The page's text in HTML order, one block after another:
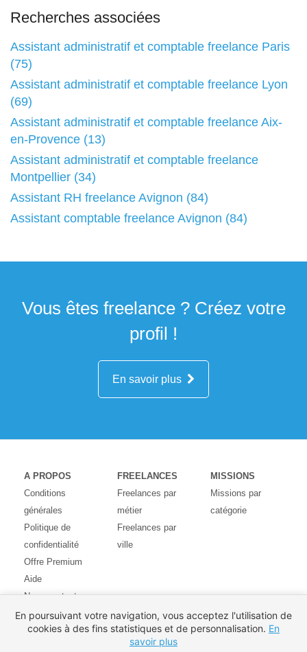
Recherches associées
Assistant administratif et comptable freelance Paris
(75)
Assistant administratif et comptable freelance Lyon
(69)
Assistant administratif et comptable freelance Aix-
en-Provence (13)
Assistant administratif et comptable freelance
Montpellier (34)
Assistant RH freelance Avignon (84)
Assistant comptable freelance Avignon (84)
Vous êtes freelance ? Créez votre
profil !
En savoir plus
A PROPOS
Conditions
générales
Politique de
confidentialité
Offre Premium
Aide
Nous contacter
Avis des
utilisateurs
FREELANCES
Freelances par
métier
Freelances par
ville
MISSIONS
Missions par
catégorie
En poursuivant votre navigation, vous acceptez l'utilisation de
cookies à des fins statistiques et de personnalisation. En
savoir plus